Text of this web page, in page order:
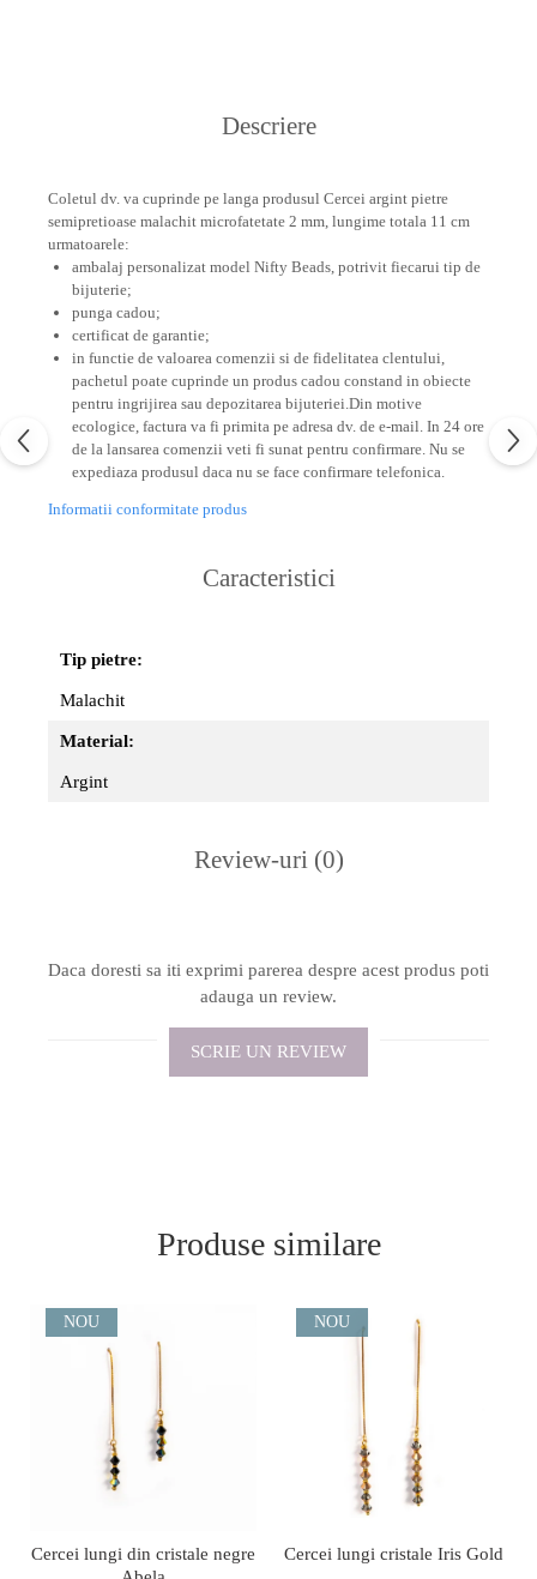
Descriere
Coletul dv. va cuprinde pe langa produsul Cercei argint pietre
semipretioase malachit microfatetate 2 mm, lungime totala 11 cm
urmatoarele:
ambalaj personalizat model Nifty Beads, potrivit fiecarui tip de
bijuterie;
punga cadou;
certificat de garantie;
in functie de valoarea comenzii si de fidelitatea clentului,
pachetul poate cuprinde un produs cadou constand in obiecte
pentru ingrijirea sau depozitarea bijuteriei.Din motive
ecologice, factura va fi primita pe adresa dv. de e-mail. In 24 ore
de la lansarea comenzii veti fi sunat pentru confirmare. Nu se
expediaza produsul daca nu se face confirmare telefonica.
Informatii conformitate produs
Caracteristici
Tip pietre:
Malachit
Material:
Argint
Review-uri (0)
Daca doresti sa iti exprimi parerea despre acest produs poti
adauga un review.
SCRIE UN REVIEW
Produse similare
NOU
Cercei lungi din cristale negre
NOU
Cercei lungi cristale Iris Gold